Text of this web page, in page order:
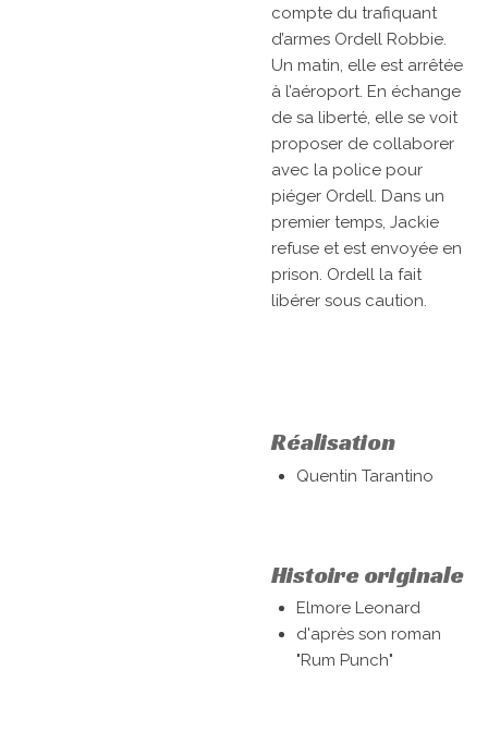
compte du trafiquant
d’armes Ordell Robbie.
Un matin, elle est arrêtée
à l’aéroport. En échange
de sa liberté, elle se voit
proposer de collaborer
avec la police pour
piéger Ordell. Dans un
premier temps, Jackie
refuse et est envoyée en
prison. Ordell la fait
libérer sous caution.
Réalisation
Quentin Tarantino
Histoire originale
Elmore Leonard
d'après son roman
"Rum Punch"